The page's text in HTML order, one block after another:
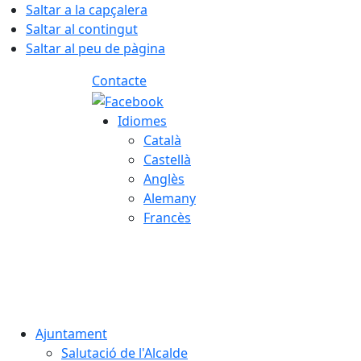
Saltar a la capçalera
Saltar al contingut
Saltar al peu de pàgina
Contacte
Idiomes
Català
Castellà
Anglès
Alemany
Francès
Ajuntament
Salutació de l'Alcalde